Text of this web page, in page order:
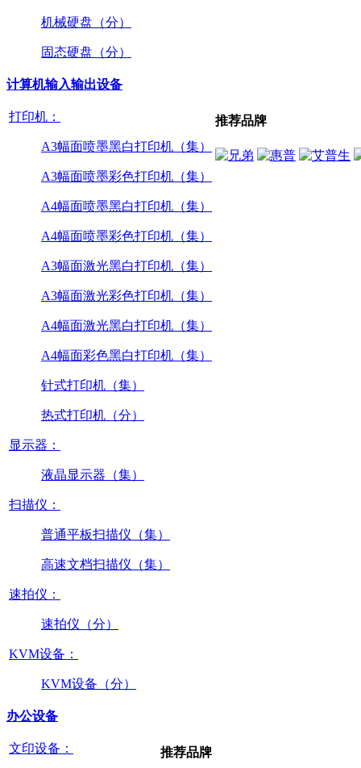
机械硬盘（分）
固态硬盘（分）
计算机输入输出设备
打印机：
A3幅面喷墨黑白打印机（集）
A3幅面喷墨彩色打印机（集）
A4幅面喷墨黑白打印机（集）
A4幅面喷墨彩色打印机（集）
A3幅面激光黑白打印机（集）
A3幅面激光彩色打印机（集）
A4幅面激光黑白打印机（集）
A4幅面彩色黑白打印机（集）
针式打印机（集）
热式打印机（分）
显示器：
液晶显示器（集）
扫描仪：
普通平板扫描仪（集）
高速文档扫描仪（集）
速拍仪：
速拍仪（分）
KVM设备：
KVM设备（分）
推荐品牌
办公设备
文印设备： 推荐品牌